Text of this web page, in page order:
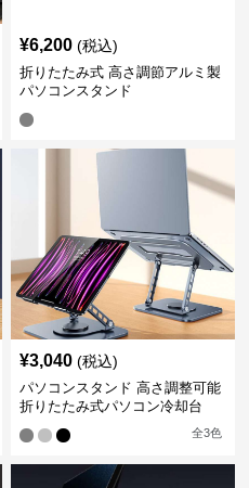
¥6,200 (税込)
折りたたみ式 高さ調節アルミ製
パソコンスタンド
¥3,040 (税込)
パソコンスタンド 高さ調整可能
折りたたみ式パソコン冷却台
全3色